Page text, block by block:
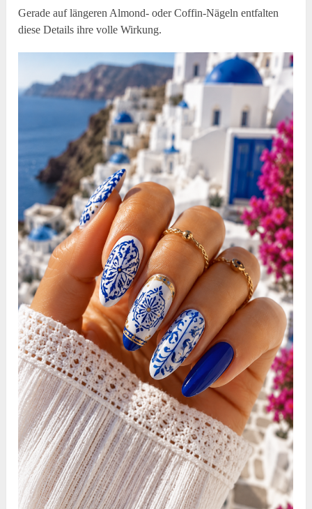
Gerade auf längeren Almond- oder Coffin-Nägeln entfalten
diese Details ihre volle Wirkung.